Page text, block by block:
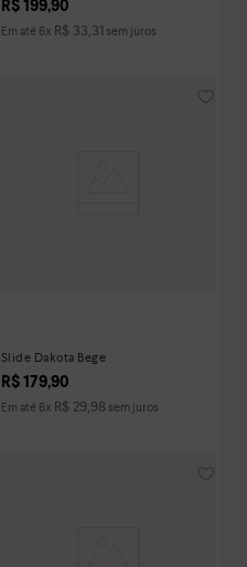
R$ 199,90
Em até 6x R$ 33,31 sem juros
Slide Dakota Bege
R$ 179,90
Em até 6x R$ 29,98 sem juros